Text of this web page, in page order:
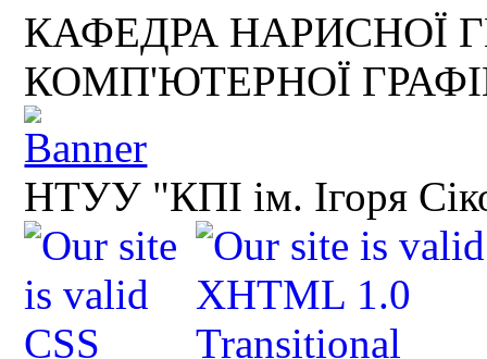
КАФЕДРА НАРИСНОЇ
КОМП'ЮТЕРНОЇ
НТУУ "КПІ ім. Ігоря